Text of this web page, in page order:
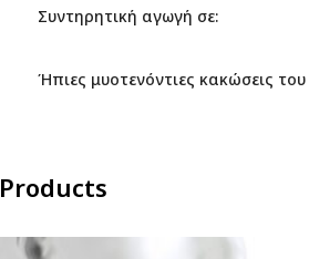
Συντηρητική αγωγή σε:
Ήπιες μυοτενόντιες κακώσεις
Products